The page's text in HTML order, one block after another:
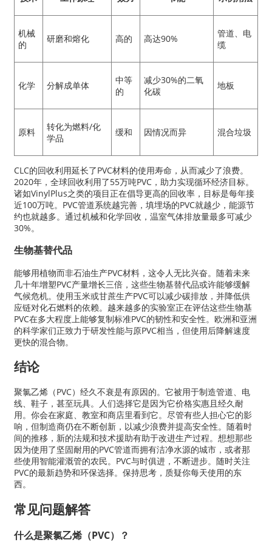
机械
的
研磨和熔化 高的 高达90%
管道、电
缆
化学 分解成单体
中等
的
减少30%的二氧
化碳
地板
原料
转化为燃料/化
学品
缓和 因情况而异 混合垃圾
CLC的回收利用延长了PVC材料的使用寿命，从而减少了浪费。
2020年，全球回收利用了55万吨PVC，助力实现循环经济目标。
诸如VinylPlus之类的项目正在倡导更高的回收率，目标是每年接
近100万吨。PVC管道系统越完善，填埋场的PVC就越少，能源节
约也就越多。通过机械和化学回收，温室气体排放量最多可减少
30%。
生物基替代品
能够用植物而非石油生产PVC材料，这令人无比兴奋。随着未来
几十年增塑PVC产量增长三倍，这些生物基替代品或许能够缓解
气候危机。使用玉米或甘蔗生产PVC可以减少碳排放，并降低供
应链对化石燃料的依赖。越来越多的实验室正在评估这些生物基
PVC在多大程度上能够复制标准PVC的韧性和安全性。欧洲和亚洲
的科学家们正致力于研发性能与原PVC相当，但使用后降解速度
更快的混合物。
结论
聚氯乙烯（PVC）经久不衰是有原因的。它被用于制造管道、电
线、鞋子，甚至玩具。人们选择它是因为它价格实惠且经久耐
用。你会在家庭、教室和商店里看到它。尽管有些人担心它的影
响，但制造商仍在不断创新，以减少浪费并提高安全性。随着时
间的推移，新的法规和技术援助有助于改进生产过程。想想那些
因为使用了坚固耐用的PVC管道而拥有洁净水源的城市，或者那
些使用智能灌溉管的农民。PVC与时俱进，不断进步。随时关注
PVC的最新趋势和环保选择。保持思考，质疑你每天使用的东
西。
常见问题解答
什么是聚氯乙烯（PVC）？